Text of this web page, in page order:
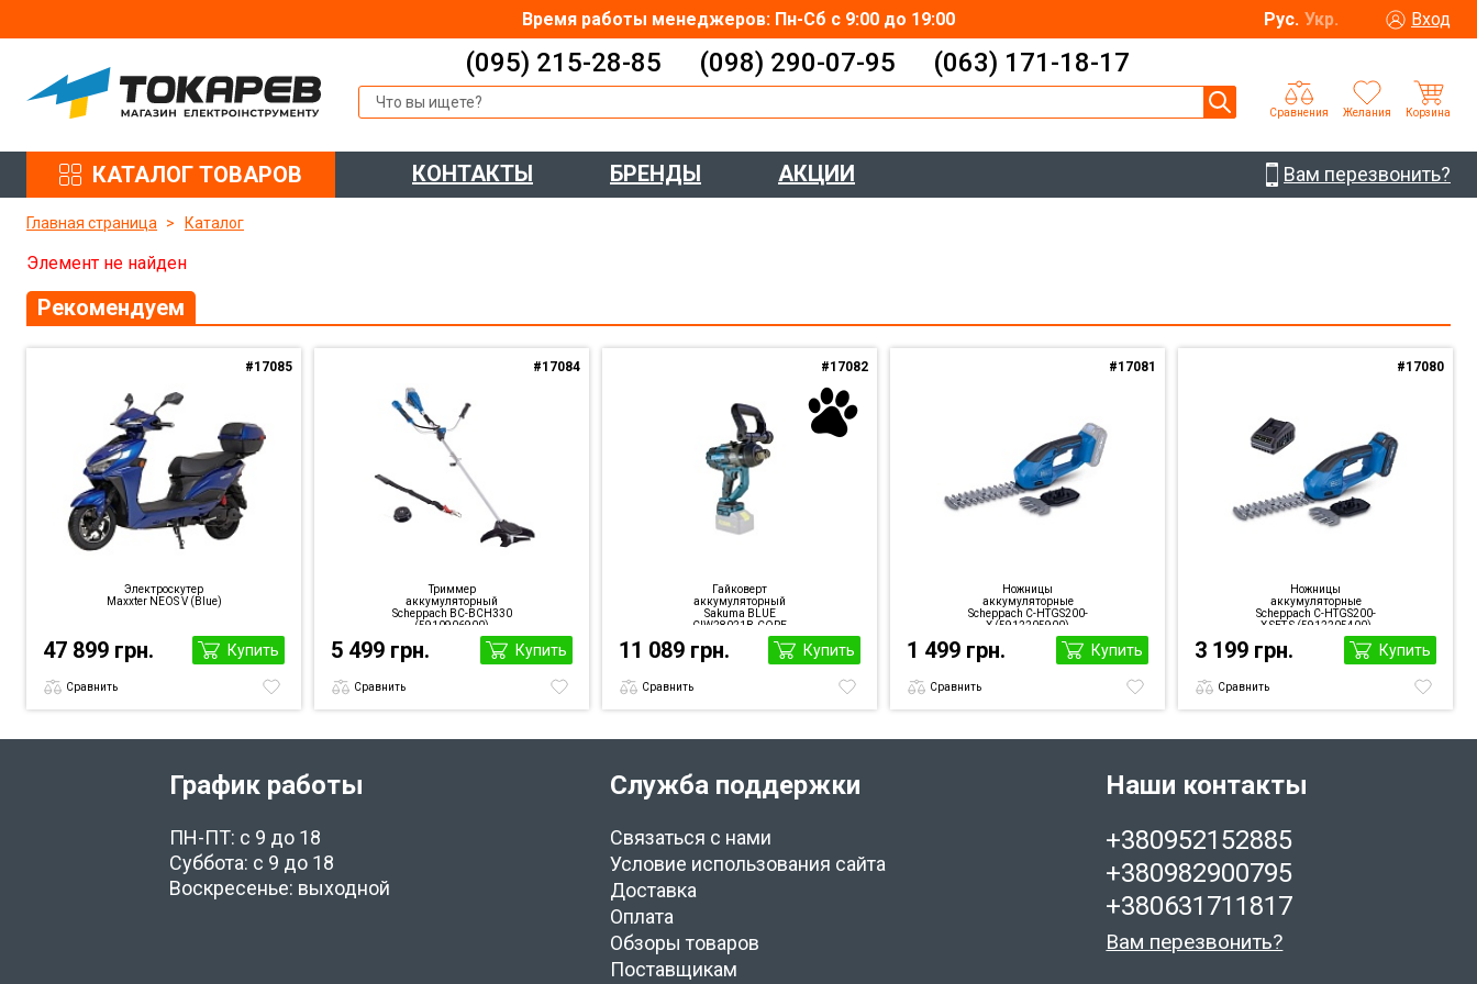
Время работы менеджеров: Пн-Сб с 9:00 до 19:00 Рус. Укр. Вход
(095) 215-28-85 (098) 290-07-95 (063) 171-18-17
Сравнения Желания Корзина
КАТАЛОГ ТОВАРОВ КОНТАКТЫ БРЕНДЫ АКЦИИ Вам перезвонить?
Главная страница Каталог
Элемент не найден
Рекомендуем
#17085
Электроскутер
Maxxter NEOS V (Blue)
47 899 грн. Купить
Сравнить
#17084
Триммер
аккумуляторный
Scheppach BC-BCH330
(5910906900)
5 499 грн. Купить
Сравнить
#17082
Гайковерт
аккумуляторный
Sakuma BLUE
CIW28021B-CORE
11 089 грн. Купить
Сравнить
#17081
Ножницы
аккумуляторные
Scheppach C-HTGS200-
X (5912205900)
1 499 грн. Купить
Сравнить
#17080
Ножницы
аккумуляторные
Scheppach C-HTGS200-
X SET S (5912205400)
3 199 грн. Купить
Сравнить
График работы
ПН-ПТ: с 9 до 18
Суббота: с 9 до 18
Воскресенье: выходной
Служба поддержки
Связаться с нами
Условие использования сайта
Доставка
Оплата
Обзоры товаров
Поставщикам
Наши контакты
+380952152885
+380982900795
+380631711817
Вам перезвонить?